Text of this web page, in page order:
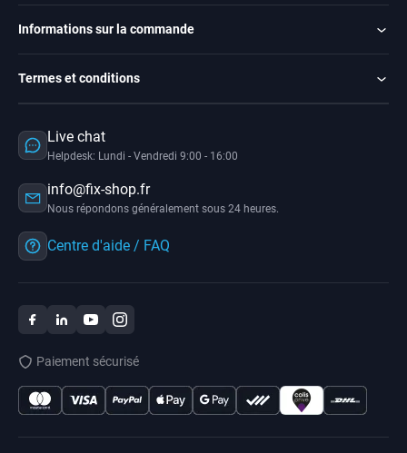
Informations sur la commande
Termes et conditions
Live chat
Helpdesk: Lundi - Vendredi 9:00 - 16:00
info@fix-shop.fr
Nous répondons généralement sous 24 heures.
Centre d'aide / FAQ
Paiement sécurisé